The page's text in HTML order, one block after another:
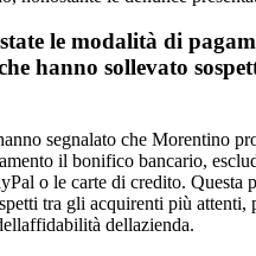
le modalità di
hanno sollevato
segnalato che Morentino
il bonifico bancario,
o le carte di credito. Questa
tra gli acquirenti più attenti,
dellazienda.